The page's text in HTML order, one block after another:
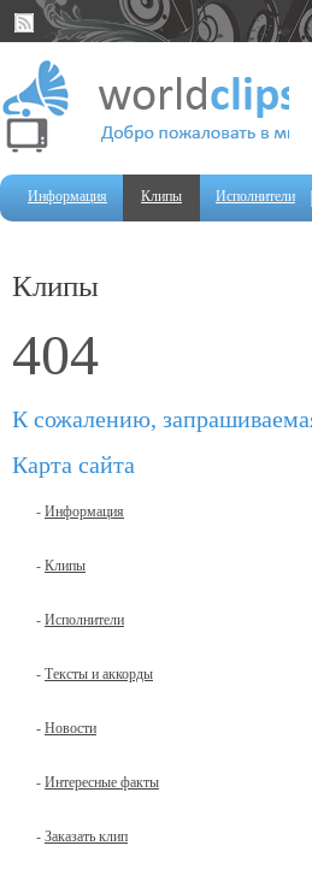
Информация Клипы Исполнители
Клипы
404
К сожалению,
Карта сайта
- Информация
- Клипы
- Исполнители
- Тексты и аккорды
- Новости
- Интересные факты
- Заказать клип